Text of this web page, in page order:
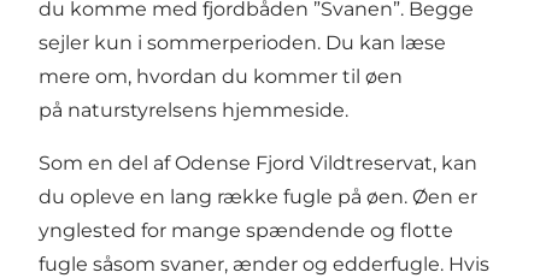
du komme med fjordbåden ”Svanen”. Begge
sejler kun i sommerperioden. Du kan læse
mere om, hvordan du kommer til øen
på naturstyrelsens hjemmeside.
Som en del af Odense Fjord Vildtreservat, kan
du opleve en lang række fugle på øen. Øen er
ynglested for mange spændende og flotte
fugle såsom svaner, ænder og edderfugle. Hvis